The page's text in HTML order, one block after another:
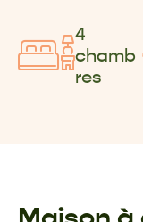
4
chamb
res